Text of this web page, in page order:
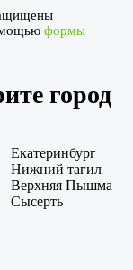
формы
город
Екатеринбург
Нижний тагил
Верхняя Пышма
Сысерть